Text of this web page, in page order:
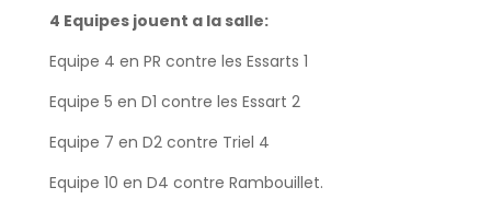
4 Equipes jouent a la salle:
Equipe 4 en PR contre les Essarts 1
Equipe 5 en D1 contre les Essart 2
Equipe 7 en D2 contre Triel 4
Equipe 10 en D4 contre Rambouillet.